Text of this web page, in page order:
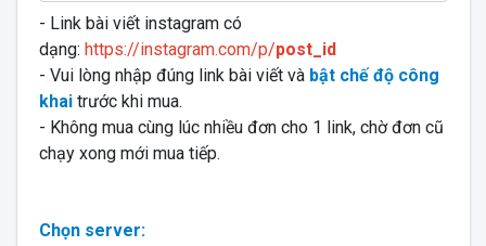
- Link bài viết instagram có
dạng: https://instagram.com/p/post_id
- Vui lòng nhập đúng link bài viết và bật chế độ công
khaitrước khi mua.
- Không mua cùng lúc nhiều đơn cho 1 link, chờ đơn cũ
chạy xong mới mua tiếp.
Chọn server: